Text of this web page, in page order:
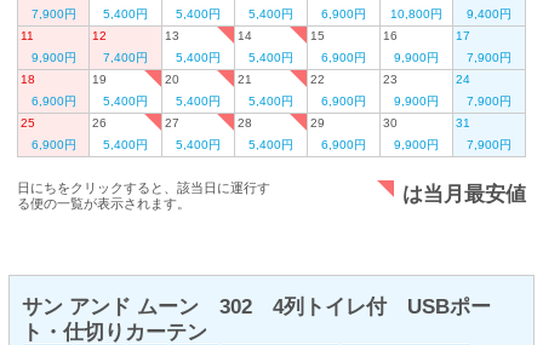
7,900円
5,400円
5,400円
5,400円
6,900円
10,800円
9,400円
11
9,900円
12
7,400円
13
5,400円
14
5,400円
15
6,900円
16
9,900円
17
7,900円
18
6,900円
19
5,400円
20
5,400円
21
5,400円
22
6,900円
23
9,900円
24
7,900円
25
6,900円
26
5,400円
27
5,400円
28
5,400円
29
6,900円
30
9,900円
31
7,900円
日にちをクリックすると、該当日に運行す
る便の一覧が表示されます。
は当月最安値
サン アンド ムーン 302 4列トイレ付 USBポー
ト・仕切りカーテン